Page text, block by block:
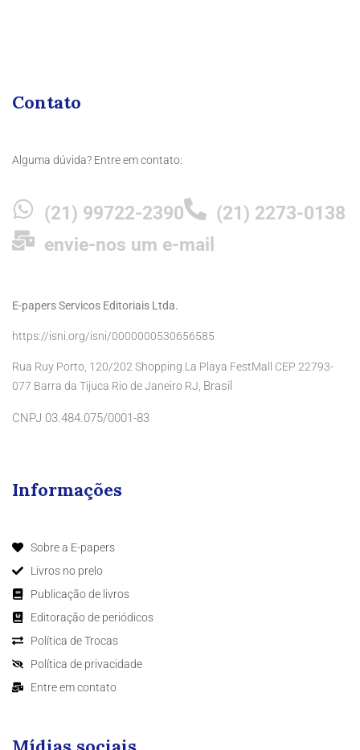
Contato
Alguma dúvida? Entre em contato:
(21) 99722-2390
(21) 2273-0138
envie-nos um e-mail
E-papers Servicos Editoriais Ltda.
https://isni.org/isni/0000000530656585
Rua Ruy Porto, 120/202 Shopping La Playa FestMall CEP 22793-
077 Barra da Tijuca Rio de Janeiro RJ, Brasil
CNPJ 03.484.075/0001-83
Informações
Sobre a E-papers
Livros no prelo
Publicação de livros
Editoração de periódicos
Política de Trocas
Política de privacidade
Entre em contato